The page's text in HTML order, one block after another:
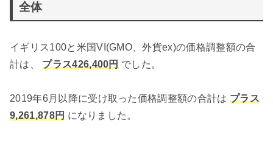
全体
イギリス100と米国VI(GMO、外貨ex)の価格調整額の合
計は、 プラス426,400円 でした。
2019年6月以降に受け取った価格調整額の合計は プラス
9,261,878円 になりました。